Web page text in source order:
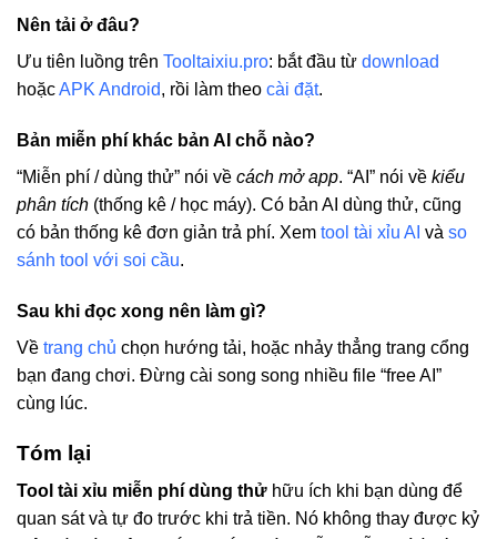
Nên tải ở đâu?
Ưu tiên luồng trên Tooltaixiu.pro: bắt đầu từ download
hoặcAPK Android, rồi làm theo cài đặt.
Bản miễn phí khác bản AI chỗ nào?
“Miễn phí / dùng thử” nói về cách mở app. “AI” nói về kiểu
phân tích (thống kê / học máy). Có bản AI dùng thử, cũng
có bản thống kê đơn giản trả phí. Xem tool tài xỉu AI và so
sánh tool với soi cầu.
Sau khi đọc xong nên làm gì?
Về trang chủ chọn hướng tải, hoặc nhảy thẳng trang cổng
bạn đang chơi. Đừng cài song song nhiều file “free AI”
cùng lúc.
Tóm lại
Tool tài xỉu miễn phí dùng thử hữu ích khi bạn dùng để
quan sát và tự đo trước khi trả tiền. Nó không thay được kỷ